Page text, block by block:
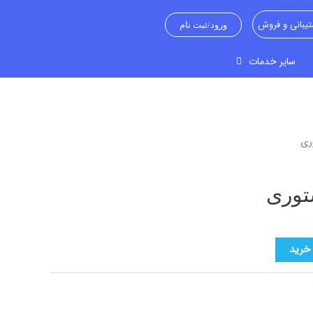
و فروش ورود/ثبت نام
سایر خدمات